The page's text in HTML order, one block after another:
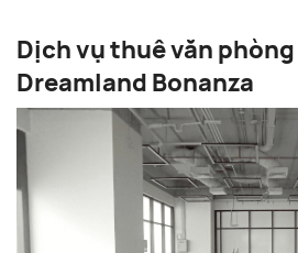
Dịch vụ thuê văn
Dreamland Bonanza